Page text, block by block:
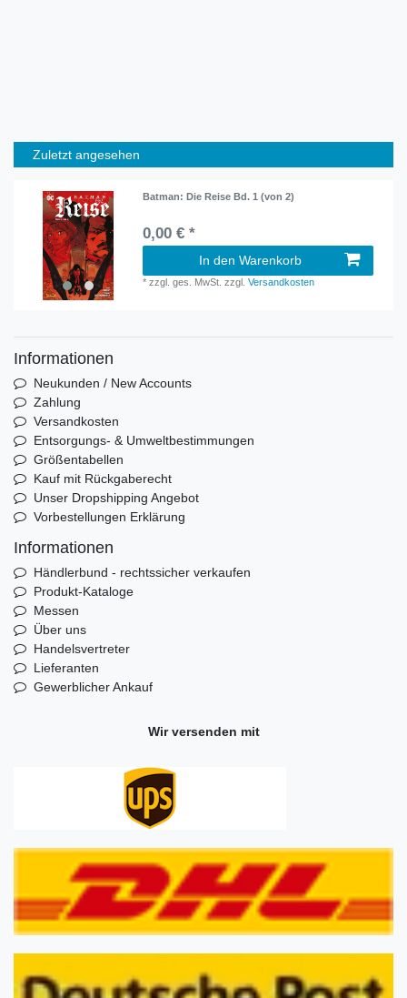
Zuletzt angesehen
Batman: Die Reise Bd. 1 (von 2)
0,00 € *
In den Warenkorb
*zzgl. ges. MwSt. zzgl.Versandkosten
Informationen
Neukunden / New Accounts
Zahlung
Versandkosten
Entsorgungs- & Umweltbestimmungen
Größentabellen
Kauf mit Rückgaberecht
Unser Dropshipping Angebot
Vorbestellungen Erklärung
Informationen
Händlerbund - rechtssicher verkaufen
Produkt-Kataloge
Messen
Über uns
Handelsvertreter
Lieferanten
Gewerblicher Ankauf
Wir versenden mit